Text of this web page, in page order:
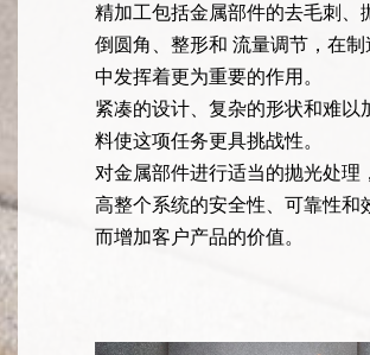
热能去毛刺 (TEM)
精加工包括金属部件的去毛刺、
倒圆角、整形和 流量调节，在制
中发挥着更为重要的作用。
紧凑的设计、复杂的形状和难以
料使这项任务更具挑战性。
对金属部件进行适当的抛光处理
高整个系统的安全性、可靠性和